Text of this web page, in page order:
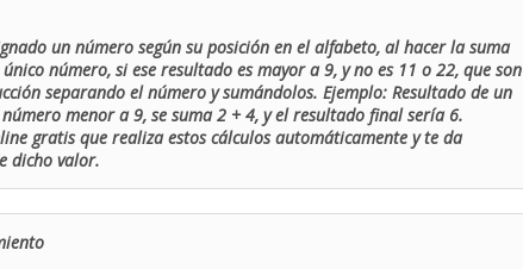
un número según su posición en el alfabeto, al hacer la suma
número, si ese resultado es mayor a 9, y no es 11 o 22, que son
separando el número y sumándolos. Ejemplo: Resultado de un
menor a 9, se suma 2 + 4, y el resultado final sería 6.
gratis que realiza estos cálculos automáticamente y te da
dicho valor.